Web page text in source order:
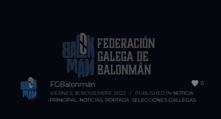
0
FGBalonmán
VIERNES, 18 NOVIEMBRE 2022 / PUBLISHED IN NOTICIA
PRINCIPAL, NOTICIAS, PORTADA, SELECCIONES GALLEGAS